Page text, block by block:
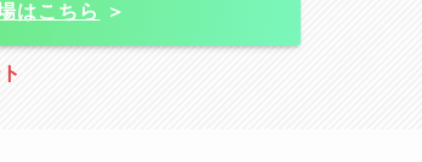
はこちら ＞